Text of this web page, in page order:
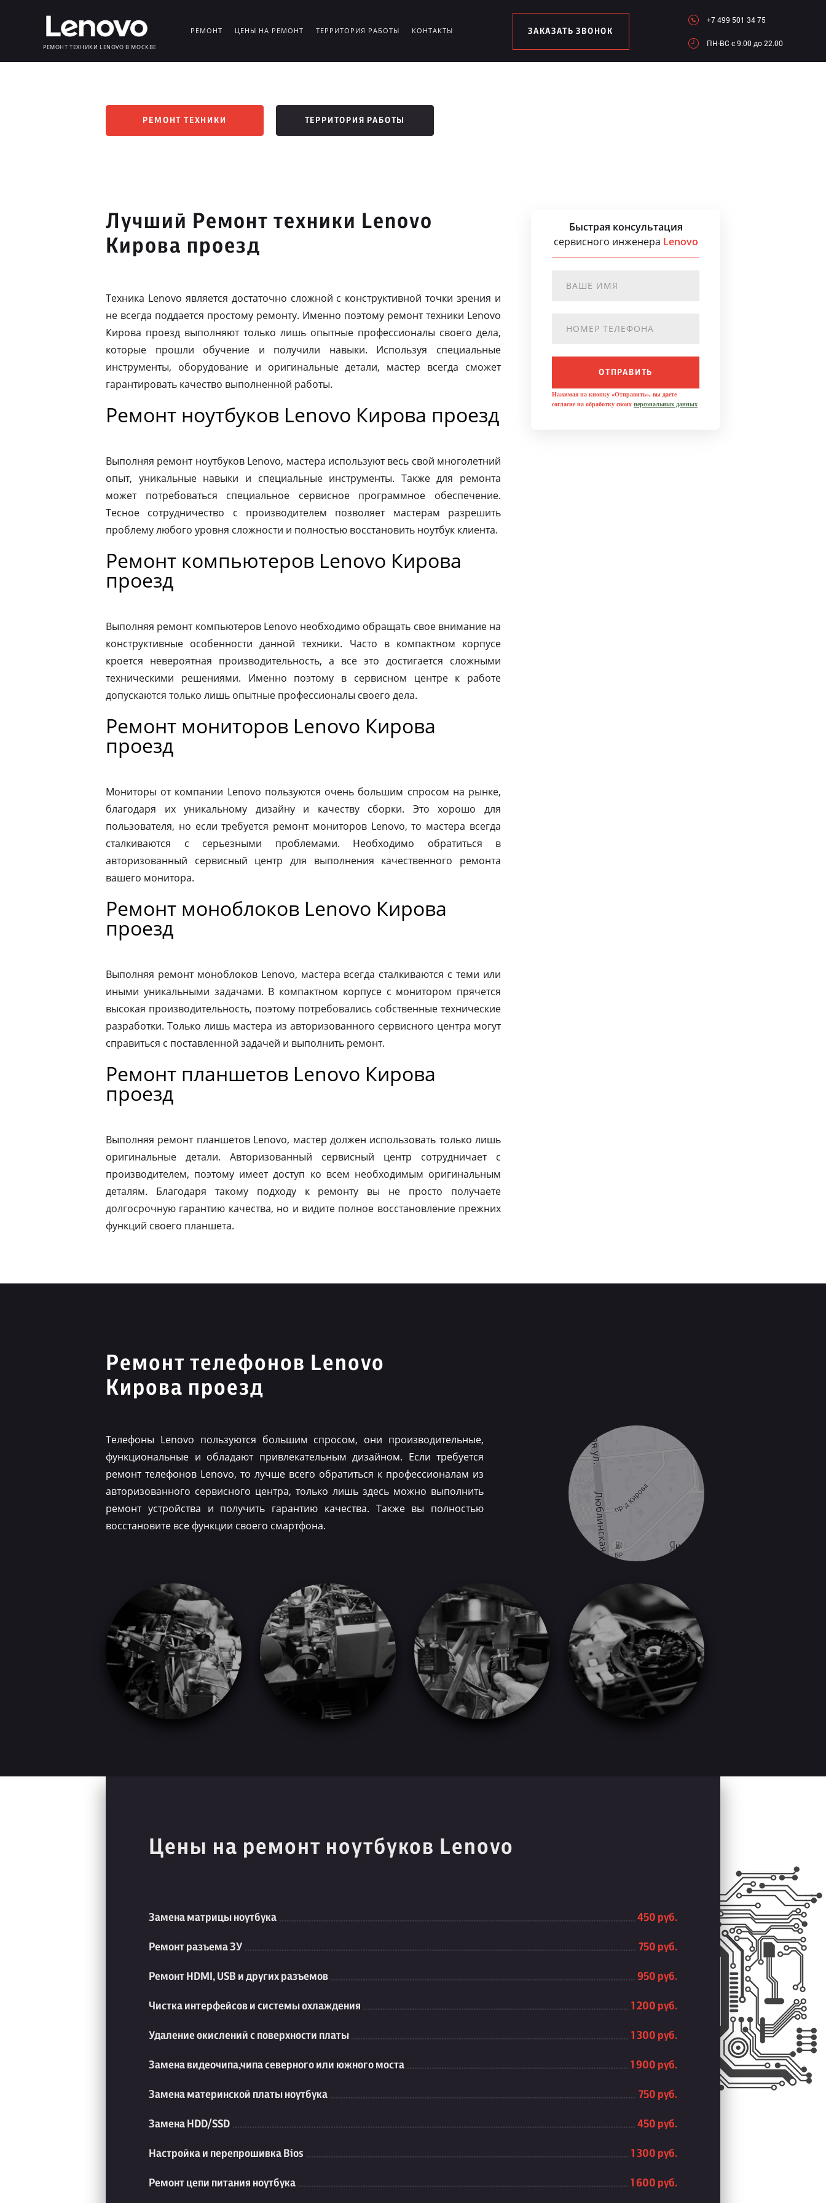
РЕМОНТ ТЕХНИКИ LENOVO В МОСКВЕ
РЕМОНТ ЦЕНЫ НА РЕМОНТ ТЕРРИТОРИЯ РАБОТЫ КОНТАКТЫ ЗАКАЗАТЬ ЗВОНОК
+7 499 501 34 75
ПН-ВC c 9.00 до 22.00
РЕМОНТ ТЕХНИКИ ТЕРРИТОРИЯ РАБОТЫ
Лучший Ремонт техники Lenovo
Кирова проезд
Техника Lenovo является достаточно сложной с конструктивной точки зрения и
не всегда поддается простому ремонту. Именно поэтому ремонт техники Lenovo
Кирова проезд выполняют только лишь опытные профессионалы своего дела,
которые прошли обучение и получили навыки. Используя специальные
инструменты, оборудование и оригинальные детали, мастер всегда сможет
гарантировать качество выполненной работы.
Ремонт ноутбуков Lenovo Кирова проезд
Выполняя ремонт ноутбуков Lenovo, мастера используют весь свой многолетний
опыт, уникальные навыки и специальные инструменты. Также для ремонта
может потребоваться специальное сервисное программное обеспечение.
Тесное сотрудничество с производителем позволяет мастерам разрешить
проблему любого уровня сложности и полностью восстановить ноутбук клиента.
Ремонт компьютеров Lenovo Кирова
проезд
Выполняя ремонт компьютеров Lenovo необходимо обращать свое внимание на
конструктивные особенности данной техники. Часто в компактном корпусе
кроется невероятная производительность, а все это достигается сложными
техническими решениями. Именно поэтому в сервисном центре к работе
допускаются только лишь опытные профессионалы своего дела.
Ремонт мониторов Lenovo Кирова
проезд
Мониторы от компании Lenovo пользуются очень большим спросом на рынке,
благодаря их уникальному дизайну и качеству сборки. Это хорошо для
пользователя, но если требуется ремонт мониторов Lenovo, то мастера всегда
сталкиваются с серьезными проблемами. Необходимо обратиться в
авторизованный сервисный центр для выполнения качественного ремонта
вашего монитора.
Ремонт моноблоков Lenovo Кирова
проезд
Выполняя ремонт моноблоков Lenovo, мастера всегда сталкиваются с теми или
иными уникальными задачами. В компактном корпусе с монитором прячется
высокая производительность, поэтому потребовались собственные технические
разработки. Только лишь мастера из авторизованного сервисного центра могут
справиться с поставленной задачей и выполнить ремонт.
Ремонт планшетов Lenovo Кирова
проезд
Выполняя ремонт планшетов Lenovo, мастер должен использовать только лишь
оригинальные детали. Авторизованный сервисный центр сотрудничает с
производителем, поэтому имеет доступ ко всем необходимым оригинальным
деталям. Благодаря такому подходу к ремонту вы не просто получаете
долгосрочную гарантию качества, но и видите полное восстановление прежних
функций своего планшета.
Быстрая консультация
сервисного инженера Lenovo
ОТПРАВИТЬ
Нажимая на кнопку «Отправить», вы даете
согласие на обработку своих персональных данных
Ремонт телефонов Lenovo
Кирова проезд
Телефоны Lenovo пользуются большим спросом, они производительные,
функциональные и обладают привлекательным дизайном. Если требуется
ремонт телефонов Lenovo, то лучше всего обратиться к профессионалам из
авторизованного сервисного центра, только лишь здесь можно выполнить
ремонт устройства и получить гарантию качества. Также вы полностью
восстановите все функции своего смартфона.
Цены на ремонт ноутбуков Lenovo
Замена матрицы ноутбука 450 руб.
Ремонт разъема ЗУ 750 руб.
Ремонт HDMI, USB и других разъемов 950 руб.
Чистка интерфейсов и системы охлаждения 1 200 руб.
Удаление окислений с поверхности платы 1 300 руб.
Замена видеочипа,чипа северного или южного моста 1 900 руб.
Замена материнской платы ноутбука 750 руб.
Замена HDD/SSD 450 руб.
Настройка и перепрошивка Bios 1 300 руб.
Ремонт цепи питания ноутбука 1 600 руб.